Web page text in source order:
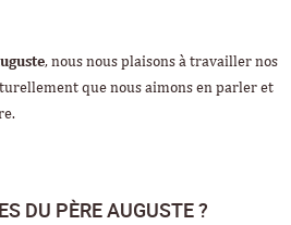
, nous nous plaisons à travailler nos
que nous aimons en parler et
DU PÈRE AUGUSTE ?